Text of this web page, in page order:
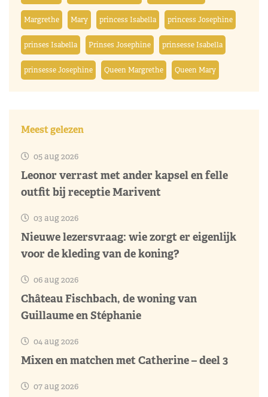
Margrethe Mary princess Isabella princess Josephine
prinses Isabella Prinses Josephine prinsesse Isabella
prinsesse Josephine Queen Margrethe Queen Mary
Meest gelezen
05 aug 2026
Leonor verrast met ander kapsel en felle
outfit bij receptie Marivent
03 aug 2026
Nieuwe lezersvraag: wie zorgt er eigenlijk
voor de kleding van de koning?
06 aug 2026
Château Fischbach, de woning van
Guillaume en Stéphanie
04 aug 2026
Mixen en matchen met Catherine – deel 3
07 aug 2026